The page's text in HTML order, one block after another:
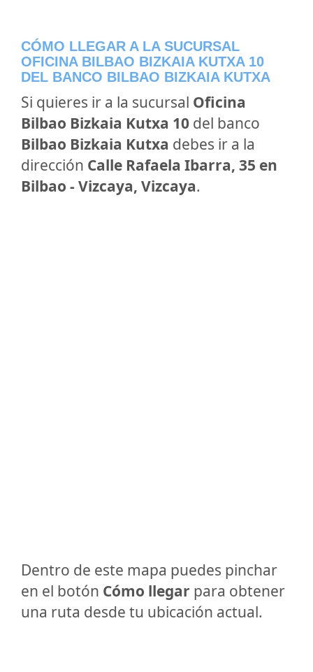
CÓMO LLEGAR A LA SUCURSAL
OFICINA BILBAO BIZKAIA KUTXA 10
DEL BANCO BILBAO BIZKAIA KUTXA
Si quieres ir a la sucursal Oficina
Bilbao Bizkaia Kutxa 10 del banco
Bilbao Bizkaia Kutxa debes ir a la
dirección Calle Rafaela Ibarra, 35 en
Bilbao - Vizcaya, Vizcaya.
Dentro de este mapa puedes pinchar
en el botón Cómo llegar para obtener
una ruta desde tu ubicación actual.